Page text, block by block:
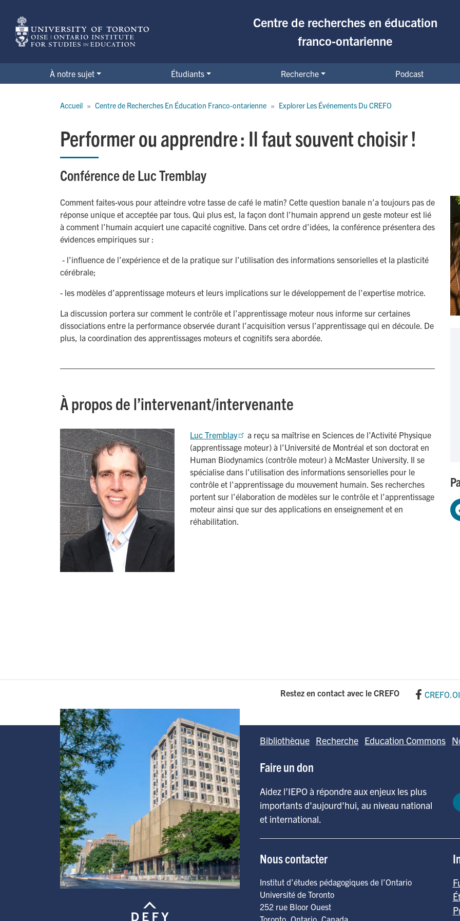
main
content
Centre de recherches en éducation
franco-ontarienne
À notre sujet Étudiants Recherche Podcast
Accueil Centre de Recherches En Éducation Franco-ontarienne Explorer Les Événements Du CREFO
Performer ou apprendre : Il faut souvent choisir !
Conférence de Luc Tremblay
Comment faites-vous pour atteindre votre tasse de café le matin? Cette question banale n’a toujours pas de
réponse unique et acceptée par tous. Qui plus est, la façon dont l’humain apprend un geste moteur est lié
à comment l’humain acquiert une capacité cognitive. Dans cet ordre d’idées, la conférence présentera des
évidences empiriques sur :
- l’influence de l’expérience et de la pratique sur l’utilisation des informations sensorielles et la plasticité
cérébrale;
- les modèles d’apprentissage moteurs et leurs implications sur le développement de l’expertise motrice.
La discussion portera sur comment le contrôle et l’apprentissage moteur nous informe sur certaines
dissociations entre la performance observée durant l’acquisition versus l’apprentissage qui en découle. De
plus, la coordination des apprentissages moteurs et cognitifs sera abordée.
À propos de l’intervenant/intervenante
Luc Tremblay
a reçu sa maîtrise en Sciences de l’Activité Physique
(apprentissage moteur) à l’Université de Montréal et son doctorat en
Human Biodynamics (contrôle moteur) à McMaster University. Il se
spécialise dans l’utilisation des informations sensorielles pour le
contrôle et l’apprentissage du mouvement humain. Ses recherches
portent sur l’élaboration de modèles sur le contrôle et l’apprentissage
moteur ainsi que sur des applications en enseignement et en
réhabilitation.
Restez en contact avec le CREFO
Bibliothèque Recherche Education Commons
Faire un don
Aidez l’IEPO à répondre aux enjeux les plus
importants d'aujourd'hui, au niveau national
et international.
Nous contacter
Institut d’études pédagogiques de l’Ontario
Université de Toronto
252 rue Bloor Ouest
Toronto Ontario Canada